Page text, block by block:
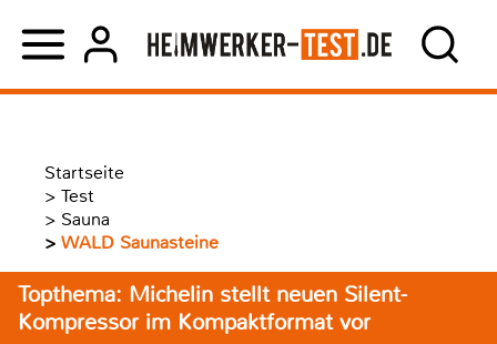
Startseite
> Test
> Sauna
> WALD Saunasteine
Topthema: Michelin stellt neuen Silent-
Kompressor im Kompaktformat vor